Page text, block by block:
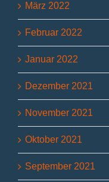
März 2022
Februar 2022
Januar 2022
Dezember 2021
November 2021
Oktober 2021
September 2021